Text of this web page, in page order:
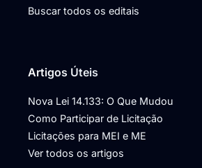
Buscar todos os editais
Artigos Úteis
Nova Lei 14.133: O Que Mudou
Como Participar de Licitação
Licitações para MEI e ME
Ver todos os artigos